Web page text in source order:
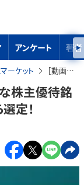
アンケート 著者
ーケット ［動画で解説］10万円で投資可能な株主優待銘柄10選。消費関連株と主力株から選定！
株主優待銘
定！